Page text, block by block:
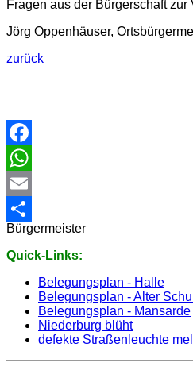
Fragen aus der Bürgerschaft zur
Jörg Oppenhäuser,
zurück
Facebook
WhatsApp
Email
Share
Bürgermeister
Quick-Links:
Belegungsplan - Halle
Belegungsplan - Alter
Belegungsplan - Mansarde
Niederburg blüht
defekte Straßenleuchte